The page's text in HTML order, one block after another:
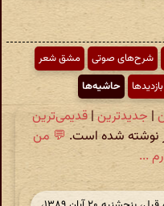
شرح‌های صوتی
مشق شعر
حاشیه‌ها
| جدیدترین | قدیمی‌ترین
💬 من
...